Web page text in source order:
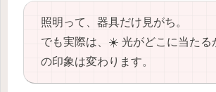
照明って、器具だけ見がち。
でも実際は、☀️ 光がどこに当たる
の印象は変わります。